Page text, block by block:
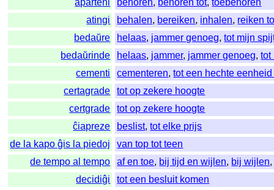
aparteni
behoren, behoren tot,toebehoren
atingi
behalen, bereiken, inhalen, reiken
bedaŭre
helaas, jammer genoeg,tot mijn
bedaŭrinde
helaas, jammer, jammer genoeg,tot
cementi
cementeren,tot een hechte
certagrade
tot op zekere hoogte
certgrade
tot op zekere hoogte
ĉiapreze
beslist,tot elke prijs
de la kapo ĝis la piedoj
van top tot teen
de tempo al tempo
af en toe, bij tijd en wijlen, bij wijlen
decidiĝi
tot een besluit komen